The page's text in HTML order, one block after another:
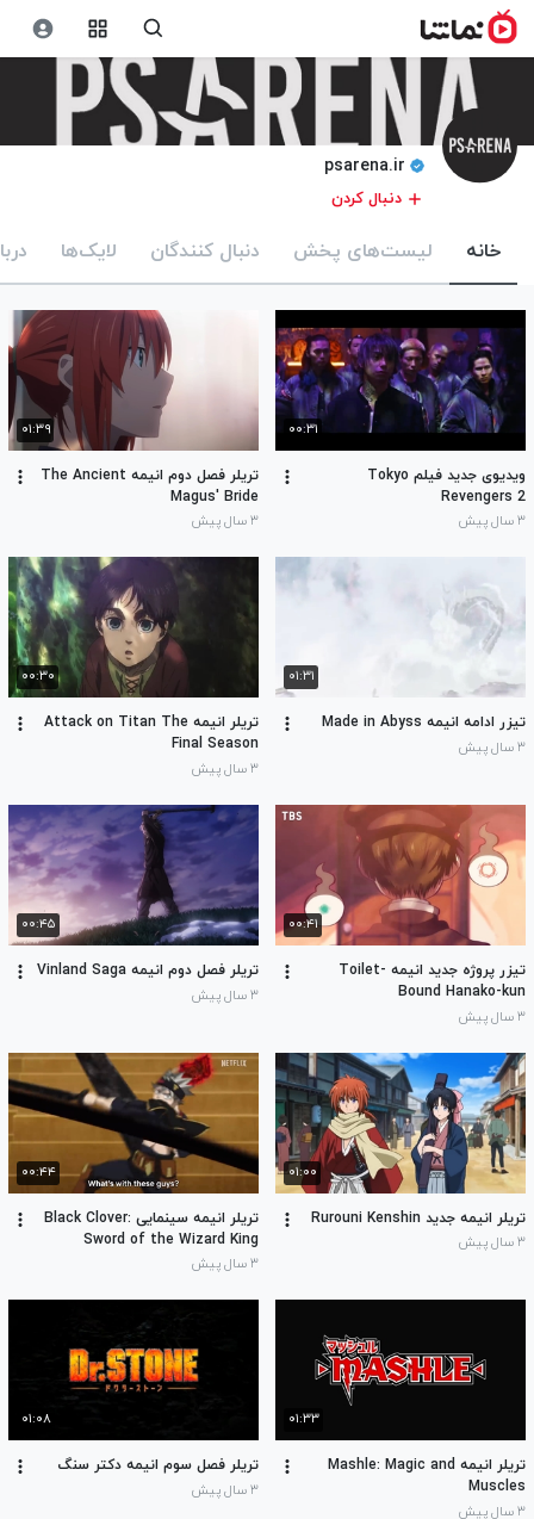
psarena.ir
دنبال کردن
خانه لیست‌های پخش دنبال کنندگان لایک‌ها
۰۰:۳۱
ویدیوی جدید فیلم Tokyo
Revengers 2
۳ سال پیش
۰۱:۳۹
تریلر فصل دوم انیمه The Ancient
Magus' Bride
۳ سال پیش
۰۱:۳۱
تیزر ادامه انیمه Made in Abyss
۳ سال پیش
۰۰:۳۰
تریلر انیمه Attack on Titan The
Final Season
۳ سال پیش
۰۰:۴۱
تیزر پروژه جدید انیمه Toilet-
Bound Hanako-kun
۳ سال پیش
۰۰:۴۵
تریلر فصل دوم انیمه Vinland Saga
۳ سال پیش
۰۱:۰۰
تریلر انیمه جدید Rurouni Kenshin
۳ سال پیش
۰۰:۴۴
تریلر انیمه سینمایی Black Clover:
Sword of the Wizard King
۳ سال پیش
۰۱:۳۳
تریلر انیمه Mashle: Magic and
Muscles
۳ سال پیش
۰۱:۰۸
تریلر فصل سوم انیمه دکتر سنگ
۳ سال پیش